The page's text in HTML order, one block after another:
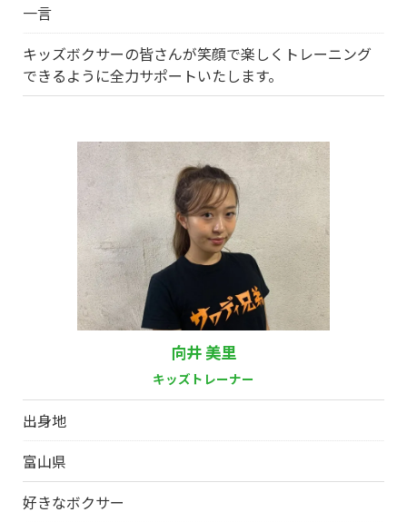
一言
キッズボクサーの皆さんが笑顔で楽しくトレーニング
できるように全力サポートいたします。
向井 美里
キッズトレーナー
出身地
富山県
好きなボクサー